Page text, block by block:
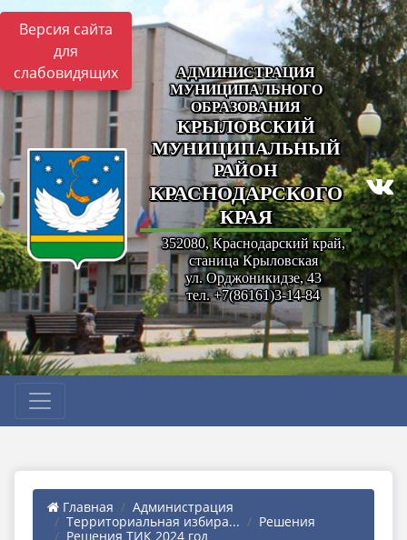
Версия сайта
для
слабовидящих
АДМИНИСТРАЦИЯ
МУНИЦИПАЛЬНОГО
ОБРАЗОВАНИЯ
КРЫЛОВСКИЙ
МУНИЦИПАЛЬНЫЙ
РАЙОН
КРАСНОДАРСКОГО
КРАЯ
352080, Краснодарский край,
станица Крыловская
ул. Орджоникидзе, 43
тел. +7(86161)3-14-84
Главная
Администрация
Территориальная избира...
Решения
Решения ТИК 2024 год